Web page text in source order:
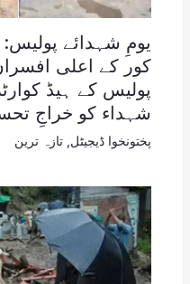
یومِ شہدائے پولیس:
کور کے اعلی
پولیس کے ہیڈ
شہداء کو خراجِ
پختونخوا ڈیجیٹل تازہ ترین